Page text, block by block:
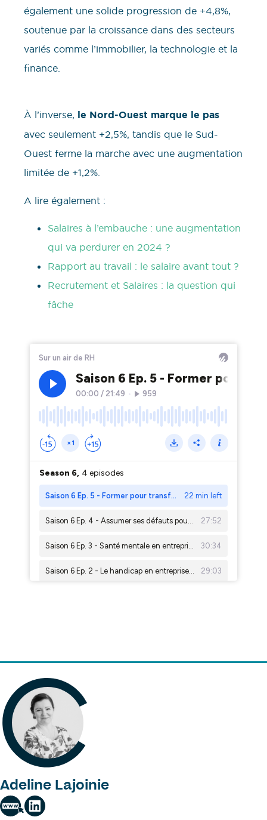
également une solide progression de +4,8%,
soutenue par la croissance dans des secteurs
variés comme l’immobilier, la technologie et la
finance.
À l’inverse, le Nord-Ouest marque le pas
avec seulement +2,5%, tandis que le Sud-
Ouest ferme la marche avec une augmentation
limitée de +1,2%.
A lire également :
Salaires à l’embauche : une augmentation
qui va perdurer en 2024 ?
Rapport au travail : le salaire avant tout ?
Recrutement et Salaires : la question qui
fâche
Adeline Lajoinie